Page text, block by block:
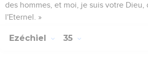
des hommes, et moi, je suis votre Dieu,
l'Eternel. »
Ezéchiel 35